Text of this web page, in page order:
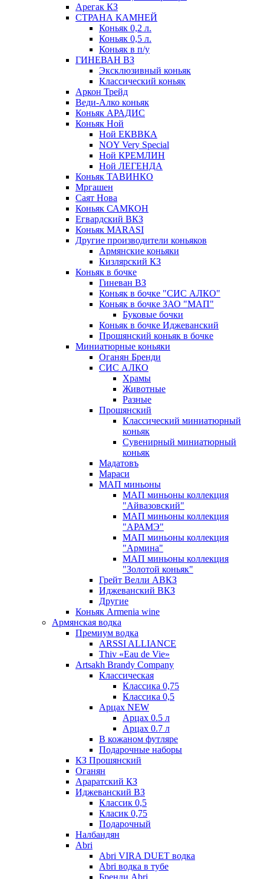
Арегак КЗ
СТРАНА КАМНЕЙ
Коньяк 0,2 л.
Коньяк 0,5 л.
Коньяк в п/у
ГИНЕВАН ВЗ
Эксклюзивный коньяк
Классический коньяк
Аркон Трейд
Веди-Алко коньяк
Коньяк АРАДИС
Коньяк Ной
Ной ЕКВВКА
NOY Very Special
Ной КРЕМЛИН
Ной ЛЕГЕНДА
Коньяк ТАВИНКО
Мргашен
Саят Нова
Коньяк САМКОН
Егвардский ВКЗ
Коньяк MARASI
Другие производители коньяков
Армянские коньяки
Кизлярский КЗ
Коньяк в бочке
Гиневан ВЗ
Коньяк в бочке "СИС АЛКО"
Коньяк в бочке ЗАО "МАП"
Буковые бочки
Коньяк в бочке Иджеванский
Прошянский коньяк в бочке
Миниатюрные коньяки
Оганян Бренди
СИС АЛКО
Храмы
Животные
Разные
Прошянский
Классический миниатюрный
коньяк
Сувенирный миниатюрный
коньяк
Мадатовъ
Мараси
МАП миньоны
МАП миньоны коллекция
"Айвазовский"
МАП миньоны коллекция
"АРАМЭ"
МАП миньоны коллекция
"Армина"
МАП миньоны коллекция
"Золотой коньяк"
Грейт Велли АВКЗ
Иджеванский ВКЗ
Другие
Коньяк Armenia wine
Армянская водка
Премиум водка
ARSSI ALLIANCE
Thiv «Eau de Vie»
Artsakh Brandy Company
Классическая
Классика 0,75
Классика 0,5
Арцах NEW
Арцах 0.5 л
Арцах 0.7 л
В кожаном футляре
Подарочные наборы
КЗ Прошянский
Оганян
Араратский КЗ
Иджеванский ВЗ
Классик 0,5
Класик 0,75
Подарочный
Налбандян
Abri
Abri VIRA DUET водка
Abri водка в тубе
Бренди Abri